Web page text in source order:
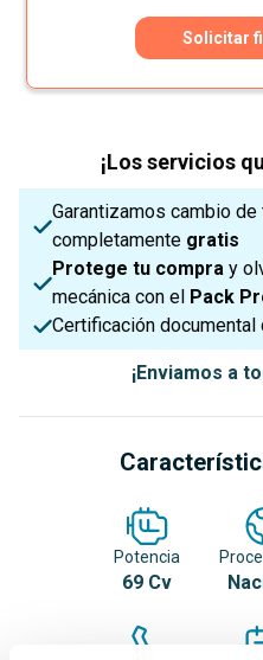
Solicitar
¡Los servicios
Garantizamos cambio
completamente gratis
Protege tu compra y
mecánica con el Pack
Certificación
¡Enviamos a
Potencia
69 Cv